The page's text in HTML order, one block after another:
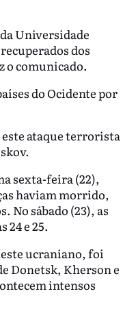
Universidade
dos
o comunicado.
do Ocidente por
este ataque terrorista
sexta-feira (22),
haviam morrido,
No sábado (23), as
24 e 25.
ucraniano, foi
Donetsk, Kherson e
intensos